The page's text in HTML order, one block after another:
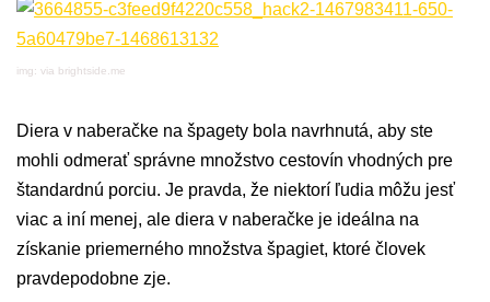
img: via brightside.me
Diera v naberačke na špagety bola navrhnutá, aby ste
mohli odmerať správne množstvo cestovín vhodných pre
štandardnú porciu. Je pravda, že niektorí ľudia môžu jesť
viac a iní menej, ale diera v naberačke je ideálna na
získanie priemerného množstva špagiet, ktoré človek
pravdepodobne zje.